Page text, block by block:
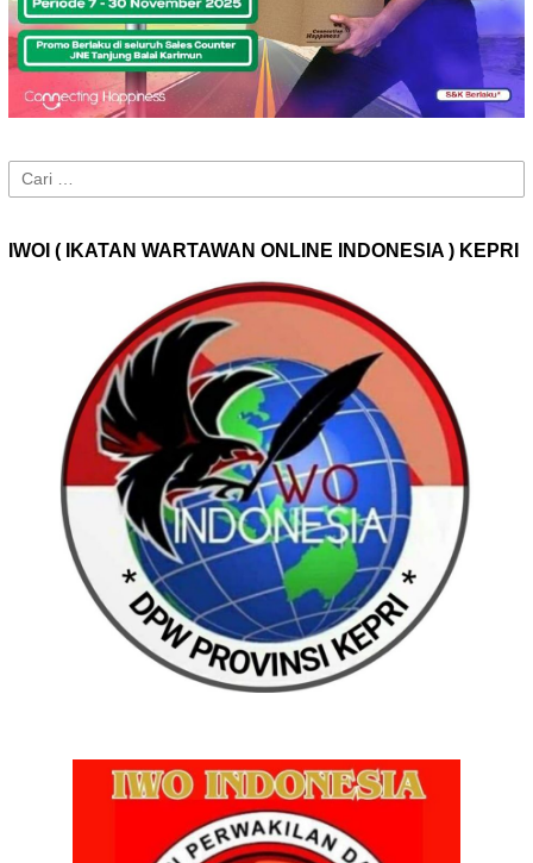
Cari
untuk:
IWOI ( IKATAN WARTAWAN ONLINE INDONESIA ) KEPRI